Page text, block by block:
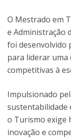
O Mestrado em
e Administração
foi desenvolvido
para liderar uma
competitivas à
Impulsionado
sustentabilidade
o Turismo exige
inovação e